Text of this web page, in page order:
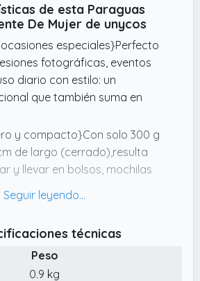
de esta Paraguas
De Mujer de unycos
especiales}Perfecto
fotográficas, eventos
diario con estilo: un
que también suma en
y compacto}Con solo 300 g
de largo (cerrado),resulta
y llevar en bolsos, mochilas
un agarre cómodo y
sistema se
sola mano mediante un
una solución práctica,
técnicas
Peso
0.9 kg